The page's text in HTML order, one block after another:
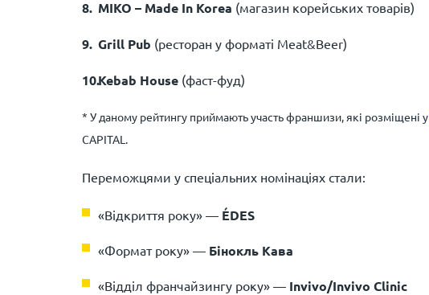
MIKO – Made In Korea (магазин корейських товарів)
Grill Pub (ресторан у форматі Meat&Beer)
Kebab House (фаст-фуд)
* У даному рейтингу приймають участь франшизи, які розміщені у
CAPITAL.
Переможцями у спеціальних номінаціях стали:
«Відкриття року» — ÉDES
«Формат року» — Бінокль Кава
«Відділ франчайзингу року» — Invivo/Invivo Clinic